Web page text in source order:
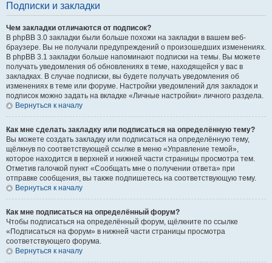
Подписки и закладки
Чем закладки отличаются от подписок?
В phpBB 3.0 закладки были больше похожи на закладки в вашем веб-
браузере. Вы не получали предупреждений о произошедших изменениях.
В phpBB 3.1 закладки больше напоминают подписки на темы. Вы можете
получать уведомления об обновлениях в теме, находящейся у вас в
закладках. В случае подписки, вы будете получать уведомления об
изменениях в теме или форуме. Настройки уведомлений для закладок и
подписок можно задать на вкладке «Личные настройки» личного раздела.
Вернуться к началу
Как мне сделать закладку или подписаться на определённую тему?
Вы можете создать закладку или подписаться на определённую тему,
щёлкнув по соответствующей ссылке в меню «Управление темой»,
которое находится в верхней и нижней части страницы просмотра тем.
Отметив галочкой пункт «Сообщать мне о получении ответа» при
отправке сообщения, вы также подпишетесь на соответствующую тему.
Вернуться к началу
Как мне подписаться на определённый форум?
Чтобы подписаться на определённый форум, щёлкните по ссылке
«Подписаться на форум» в нижней части страницы просмотра
соответствующего форума.
Вернуться к началу